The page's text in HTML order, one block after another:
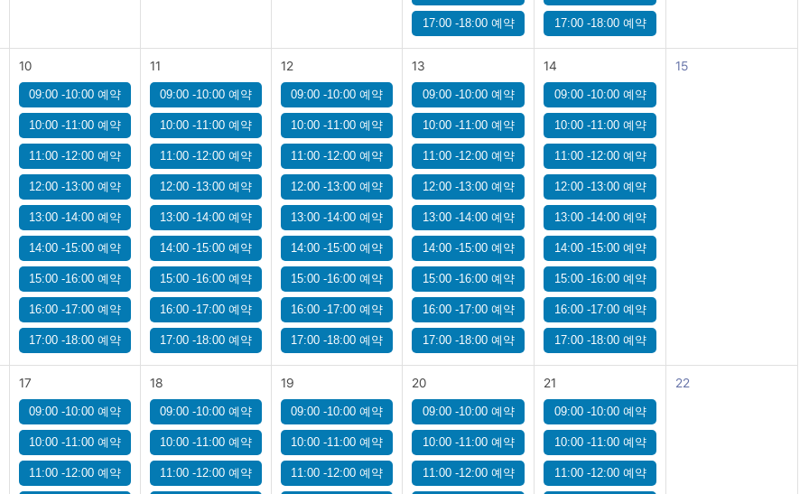
17:00 -18:00 예약 17:00 -18:00 예약
10
09:00 -10:00 예약
10:00 -11:00 예약
11:00 -12:00 예약
12:00 -13:00 예약
13:00 -14:00 예약
14:00 -15:00 예약
15:00 -16:00 예약
16:00 -17:00 예약
17:00 -18:00 예약
11
09:00 -10:00 예약
10:00 -11:00 예약
11:00 -12:00 예약
12:00 -13:00 예약
13:00 -14:00 예약
14:00 -15:00 예약
15:00 -16:00 예약
16:00 -17:00 예약
17:00 -18:00 예약
12
09:00 -10:00 예약
10:00 -11:00 예약
11:00 -12:00 예약
12:00 -13:00 예약
13:00 -14:00 예약
14:00 -15:00 예약
15:00 -16:00 예약
16:00 -17:00 예약
17:00 -18:00 예약
13
09:00 -10:00 예약
10:00 -11:00 예약
11:00 -12:00 예약
12:00 -13:00 예약
13:00 -14:00 예약
14:00 -15:00 예약
15:00 -16:00 예약
16:00 -17:00 예약
17:00 -18:00 예약
14
09:00 -10:00 예약
10:00 -11:00 예약
11:00 -12:00 예약
12:00 -13:00 예약
13:00 -14:00 예약
14:00 -15:00 예약
15:00 -16:00 예약
16:00 -17:00 예약
17:00 -18:00 예약
15
17
09:00 -10:00 예약
10:00 -11:00 예약
11:00 -12:00 예약
18
09:00 -10:00 예약
10:00 -11:00 예약
11:00 -12:00 예약
19
09:00 -10:00 예약
10:00 -11:00 예약
11:00 -12:00 예약
20
09:00 -10:00 예약
10:00 -11:00 예약
11:00 -12:00 예약
21
09:00 -10:00 예약
10:00 -11:00 예약
11:00 -12:00 예약
22